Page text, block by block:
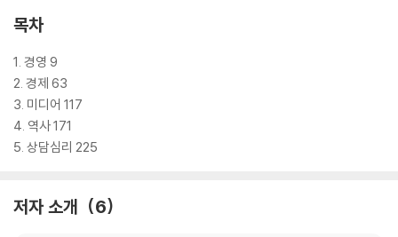
목차
1. 경영 9
2. 경제 63
3. 미디어 117
4. 역사 171
5. 상담심리 225
저자 소개 6